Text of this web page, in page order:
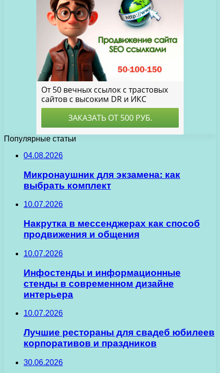
Популярные статьи
04.08.2026
Микронаушник для экзамена: как
выбрать комплект
10.07.2026
Накрутка в мессенджерах как способ
продвижения и общения
10.07.2026
Инфостенды и информационные
стенды в современном дизайне
интерьера
10.07.2026
Лучшие рестораны для свадеб юбилеев
корпоративов и праздников
30.06.2026